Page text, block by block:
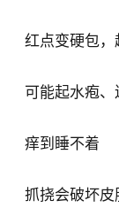
红点变硬包，
可能起水疱、
痒到睡不着
抓挠会破坏